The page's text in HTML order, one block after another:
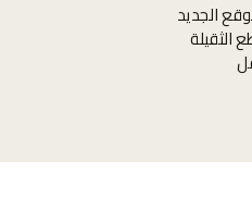
الجديد
الثقيلة